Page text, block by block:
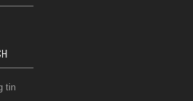
tin